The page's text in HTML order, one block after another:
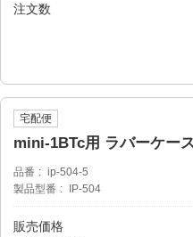
注文数
宅配便
mini-1BTc用 ラバーケー
品番
ip-504-5
製品型番
IP-504
販売価格